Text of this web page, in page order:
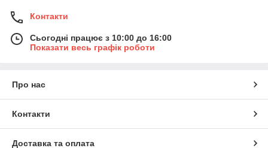
Контакти
Сьогодні працює з 10:00 до 16:00
Показати весь графік роботи
Про нас
Контакти
Доставка та оплата